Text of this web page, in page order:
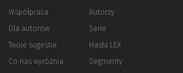
(Nowe
(Link
Współpraca
Dla autorów(Nowe
(Link
innej
strony)
Twoje sugestie
Co nas wyróżnia
Autorzy
Serie
Hasła LEX
Segmenty